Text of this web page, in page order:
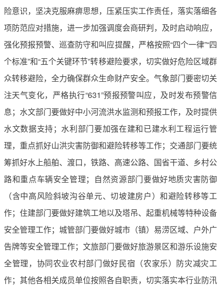
险意识，坚决克服麻痹思想，压紧压实工作责任，落实落细各
项防范应对措施，进一步加强调度会商研判，及时启动响应，
强化预报预警、巡查防守和叫应提醒，严格按照“四个一律”“四
个标准”和“五个关键环节”转移避险要求，切实做好危险区域群
众转移避险，全力确保群众生命财产安全。气象部门要密切关
注天气变化，严格执行“631”预报预警叫应，及时发布预警信
息；水文部门要做好中小河流洪水监测和预报工作，及时提供
水文数据支持；水利部门要加强在建和已建水利工程运行管
理，重点抓好山洪灾害防御和避险转移等工作；交通部门要统
筹抓好水上船舶、渡口，铁路、高速公路、国省干道、乡村公
路和重点车辆安全管理；自然资源部门要做好地质灾害防御
（含中高风险斜坡沟谷单元、切坡建房户）和避险转移等工
作；住建部门要做好建筑工地以及塔吊、起重机械等特种设备
安全管理工作；城管部门要做好城市（镇）易涝区域、户外广
告牌等安全管理工作；文旅部门要做好旅游景区和游乐设施安
全管理，协同农业农村部门做好民宿（农家乐）防灾减灾工
作；其他各相关成员单位按照各自职责，切实落实本行业防汛